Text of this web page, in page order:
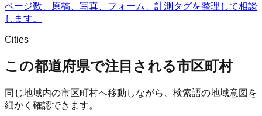
ページ数、原稿、写真、フォーム、計測タグを整理して相談
します。
Cities
この都道府県で注目される市区町村
同じ地域内の市区町村へ移動しながら、検索語の地域意図を
細かく確認できます。